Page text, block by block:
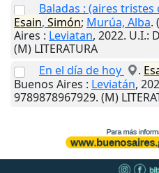
Baladas : (aires
Esain, Simón; Murúa, Alba.
Aires : Leviatan, 2022. U.I.:
(M) LITERATURA
En el día de hoy
.
Buenos Aires : Leviatán,
9789878967929. (M)